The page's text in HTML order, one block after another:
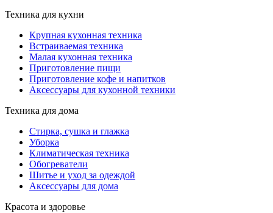
Техника для кухни
Крупная кухонная техника
Встраиваемая техника
Малая кухонная техника
Приготовление пищи
Приготовление кофе и напитков
Аксессуары для кухонной техники
Техника для дома
Стирка, сушка и глажка
Уборка
Климатическая техника
Обогреватели
Шитье и уход за одеждой
Аксессуары для дома
Красота и здоровье